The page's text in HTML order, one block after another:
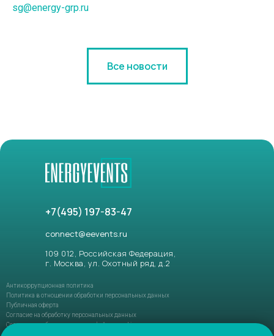
sg@energy-grp.ru
Все новости
109 012, Российская Федерация,
г. Москва, ул. Охотный ряд, д.2
+7(495) 197-83-47
connect@eevents.ru
Антикоррупционная политика
Политика в отношении обработки персональных данных
Публичная оферта
Согласие на обработку персональных данных
Соглашение об использовании файлов-cookie